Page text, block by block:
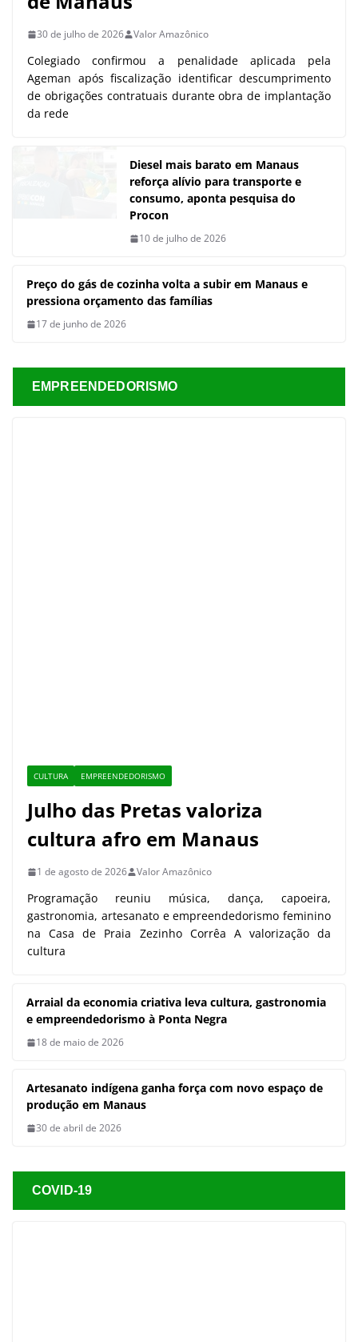
Colegiado confirmou a penalidade aplicada pela
Ageman após fiscalização identificar descumprimento
de obrigações contratuais durante obra de implantação
Diesel mais barato em Manaus
reforça alívio para transporte e
consumo, aponta pesquisa do
Procon
Preço do gás de cozinha volta a
Programação reuniu música, dança, capoeira,
gastronomia, artesanato e empreendedorismo feminino
na Casa de Praia Zezinho Corrêa A valorização da
cultura
Arraial da economia criativa leva
cultura, gastronomia e
empreendedorismo à Ponta Negra
18 de maio de 2026
com novo espaço de produção em
Manaus
COVID-19